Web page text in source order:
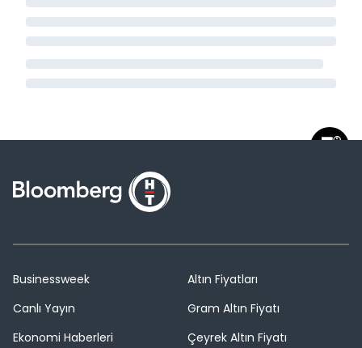
Businessweek
Canlı Yayın
Ekonomi Haberleri
Altın Fiyatları
Gram Altın Fiyatı
Çeyrek Altın Fiyatı